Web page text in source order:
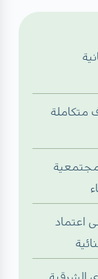
متكاملة
مجتمعية
اعتماد